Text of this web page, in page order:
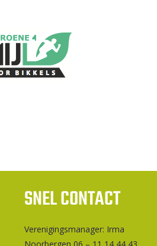
SNEL CONTACT
Ver­e­ni­gings­ma­na­ger: Irma